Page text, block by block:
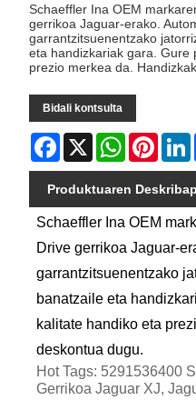
Schaeffler Ina OEM
gerrikoa Jaguar-erako.
garrantzitsuenentzako
eta handizkariak gara. Gure
prezio merkea da.
Bidali kontsulta
Facebook
X WhatsApp
Produktuaren
Schaeffler Ina OEM
Drive gerrikoa Jaguar-
garrantzitsuenentzako
banatzaile eta
kalitate handiko eta
deskontua dugu.
Hot Tags: 5291536400
Gerrikoa Jaguar XJ,